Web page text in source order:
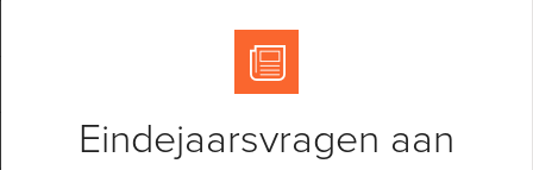
Eindejaarsvragen aan